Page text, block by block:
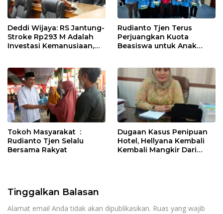
Deddi Wijaya: RS Jantung-
Stroke Rp293 M Adalah
Investasi Kemanusiaan,
Rudianto Tjen Terus
Perjuangkan Kuota
Beasiswa untuk Anak
Tokoh Masyarakat :
Rudianto Tjen Selalu
Bersama Rakyat
Dugaan Kasus Penipuan
Hotel, Hellyana Kembali
Kembali Mangkir Dari
Tinggalkan Balasan
Alamat email Anda tidak akan dipublikasikan. Ruas yang wajib